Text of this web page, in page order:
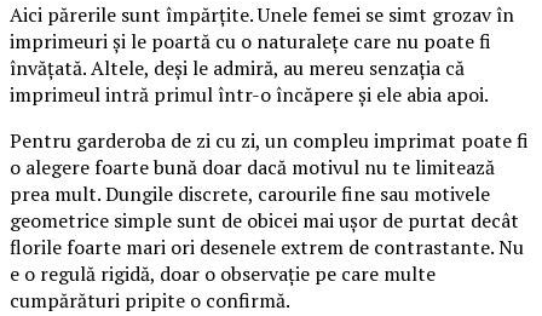
Aici părerile sunt împărțite. Unele femei se simt grozav în
imprimeuri și le poartă cu o naturalețe care nu poate fi
învățată. Altele, deși le admiră, au mereu senzația că
imprimeul intră primul într-o încăpere și ele abia apoi.
Pentru garderoba de zi cu zi, un compleu imprimat poate fi
o alegere foarte bună doar dacă motivul nu te limitează
prea mult. Dungile discrete, carourile fine sau motivele
geometrice simple sunt de obicei mai ușor de purtat decât
florile foarte mari ori desenele extrem de contrastante. Nu
e o regulă rigidă, doar o observație pe care multe
cumpărături pripite o confirmă.